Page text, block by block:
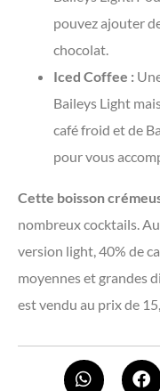
pouvez ajouter
chocolat.
Iced Coffee :
Baileys Light
café froid et de
pour vous
Cette boisson
nombreux cocktails.
version light, 40% de
moyennes et grandes
est vendu au prix de